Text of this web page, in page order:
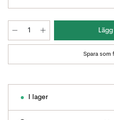
Spara som
I lager